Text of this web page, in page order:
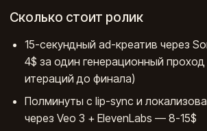
Сколько стоит ролик
15-секундный ad-креатив через
4$ за один генерационный
итераций до финала)
Полминуты с lip-sync и
через Veo 3 + ElevenLabs — 8-15$